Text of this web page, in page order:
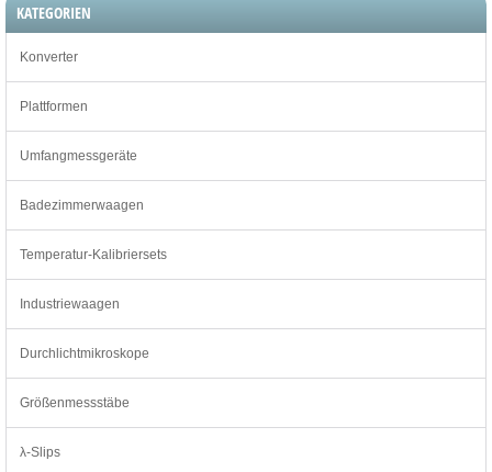
KATEGORIEN
Konverter
Plattformen
Umfangmessgeräte
Badezimmerwaagen
Temperatur-Kalibriersets
Industriewaagen
Durchlichtmikroskope
Größenmessstäbe
λ-Slips